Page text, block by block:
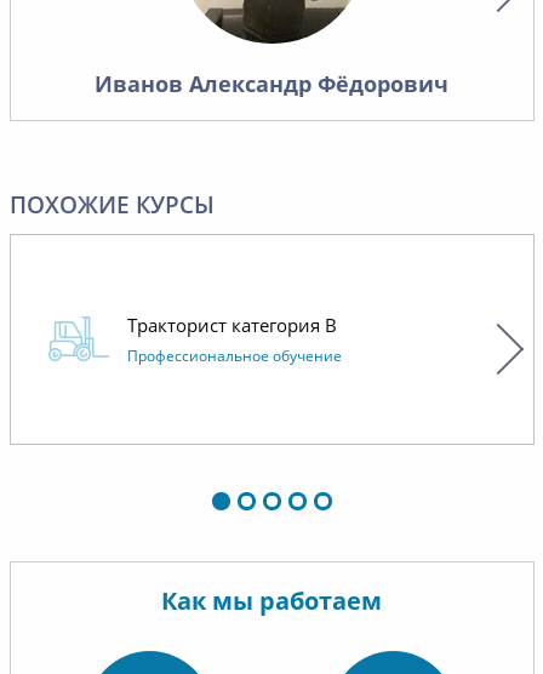
Иванов Александр Фёдорович
ПОХОЖИЕ КУРСЫ
Тракторист категория В
Профессиональное обучение
Как мы работаем